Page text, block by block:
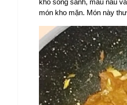
kho sóng sánh, màu nâu
món kho mặn. Món này